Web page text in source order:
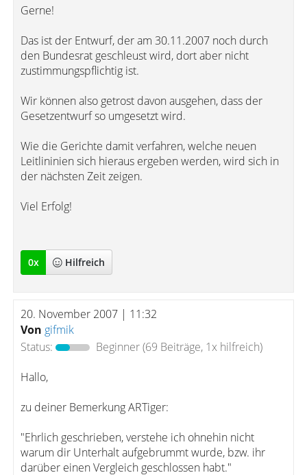
Gerne!
Das ist der Entwurf, der am 30.11.2007 noch durch
den Bundesrat geschleust wird, dort aber nicht
zustimmungspflichtig ist.
Wir können also getrost davon ausgehen, dass der
Gesetzentwurf so umgesetzt wird.
Wie die Gerichte damit verfahren, welche neuen
Leitlininien sich hieraus ergeben werden, wird sich in
der nächsten Zeit zeigen.
Viel Erfolg!
0x Hilfreich
20. November 2007 | 11:32
Von gifmik
Status:
Beginner(69 Beiträge, 1x hilfreich)
Hallo,
zu deiner Bemerkung ARTiger:
"Ehrlich geschrieben, verstehe ich ohnehin nicht
warum dir Unterhalt aufgebrummt wurde, bzw. ihr
darüber einen Vergleich geschlossen habt."